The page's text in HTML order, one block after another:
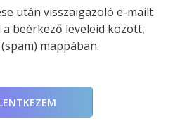
után visszaigazoló e-mailt
beérkező leveleid között,
mappában.